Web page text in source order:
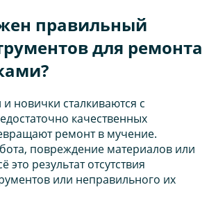
правильный
для ремонта
новички сталкиваются с
качественных
ремонт в мучение.
повреждение материалов или
результат отсутствия
или неправильного их